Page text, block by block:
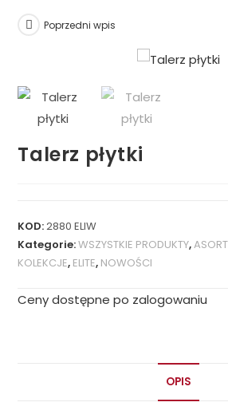
Poprzedni wpis
Talerz płytki
KOD:2880 ELIW
Kategorie:WSZYSTKIE PRODUKTY,
KOLEKCJE, ELITE, NOWOŚCI
Ceny dostępne po zalogowaniu
OPIS